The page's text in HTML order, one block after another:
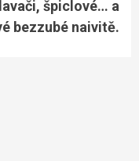
špiclové… a
bezzubé naivitě.